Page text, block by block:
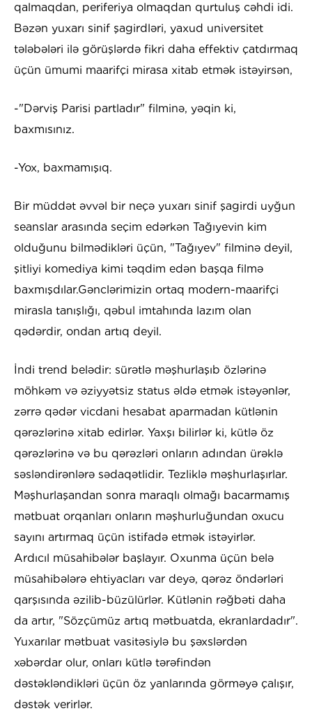
qalmaqdan, periferiya olmaqdan qurtuluş cəhdi idi.
Bəzən yuxarı sinif şagirdləri, yaxud universitet
tələbələri ilə görüşlərdə fikri daha effektiv çatdırmaq
üçün ümumi maarifçi mirasa xitab etmək istəyirsən,
-"Dərviş Parisi partladır" filminə, yəqin ki,
baxmısınız.
-Yox, baxmamışıq.
Bir müddət əvvəl bir neçə yuxarı sinif şagirdi uyğun
seanslar arasında seçim edərkən Tağıyevin kim
olduğunu bilmədikləri üçün, "Tağıyev" filminə deyil,
şitliyi komediya kimi təqdim edən başqa filmə
baxmışdılar.Gənclərimizin ortaq modern-maarifçi
mirasla tanışlığı, qəbul imtahında lazım olan
qədərdir, ondan artıq deyil.
İndi trend belədir: sürətlə məşhurlaşıb özlərinə
möhkəm və əziyyətsiz status əldə etmək istəyənlər,
zərrə qədər vicdani hesabat aparmadan kütlənin
qərəzlərinə xitab edirlər. Yaxşı bilirlər ki, kütlə öz
qərəzlərinə və bu qərəzləri onların adından ürəklə
səsləndirənlərə sədaqətlidir. Tezliklə məşhurlaşırlar.
Məşhurlaşandan sonra maraqlı olmağı bacarmamış
mətbuat orqanları onların məşhurluğundan oxucu
sayını artırmaq üçün istifadə etmək istəyirlər.
Ardıcıl müsahibələr başlayır. Oxunma üçün belə
müsahibələrə ehtiyacları var deyə, qərəz öndərləri
qarşısında əzilib-büzülürlər. Kütlənin rəğbəti daha
da artır, "Sözçümüz artıq mətbuatda, ekranlardadır".
Yuxarılar mətbuat vasitəsiylə bu şəxslərdən
xəbərdar olur, onları kütlə tərəfindən
dəstəkləndikləri üçün öz yanlarında görməyə çalışır,
dəstək verirlər.